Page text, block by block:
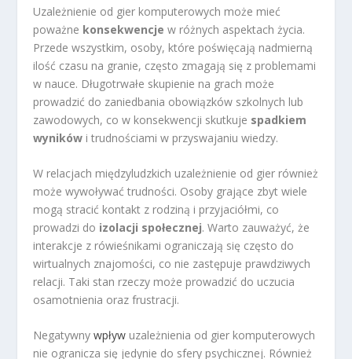
Uzależnienie od gier komputerowych może mieć
poważne konsekwencje w różnych aspektach życia.
Przede wszystkim, osoby, które poświęcają nadmierną
ilość czasu na granie, często zmagają się z problemami
w nauce. Długotrwałe skupienie na grach może
prowadzić do zaniedbania obowiązków szkolnych lub
zawodowych, co w konsekwencji skutkuje spadkiem
wyników i trudnościami w przyswajaniu wiedzy.
W relacjach międzyludzkich uzależnienie od gier również
może wywoływać trudności. Osoby grające zbyt wiele
mogą stracić kontakt z rodziną i przyjaciółmi, co
prowadzi do izolacji społecznej. Warto zauważyć, że
interakcje z rówieśnikami ograniczają się często do
wirtualnych znajomości, co nie zastępuje prawdziwych
relacji. Taki stan rzeczy może prowadzić do uczucia
osamotnienia oraz frustracji.
Negatywnywpływ uzależnienia od gier komputerowych
nie ogranicza się jedynie do sfery psychicznej. Również